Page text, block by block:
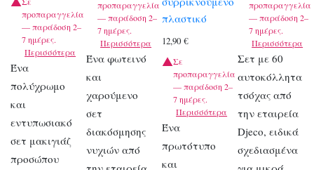
προπαραγγελία
— παράδοση 2–
7 ημέρες.
Περισσότερα
Ένα
πολύχρωμο
και
εντυπωσιακό
σετ μακιγιάζ
προσώπου
προπαραγγελία
— παράδοση 2–
7 ημέρες.
Περισσότερα
Ένα φωτεινό
και
χαρούμενο
σετ
διακόσμησης
νυχιών από
πλαστικό
12,90€
Σε
προπαραγγελία
— παράδοση 2–
7 ημέρες.
Περισσότερα
Ένα
πρωτότυπο
και
προπαραγγελία
— παράδοση 2–
7 ημέρες.
Περισσότερα
Σετ με 60
αυτοκόλλητα
τσόχας από
την εταιρεία
Djeco, ειδικά
σχεδιασμένα